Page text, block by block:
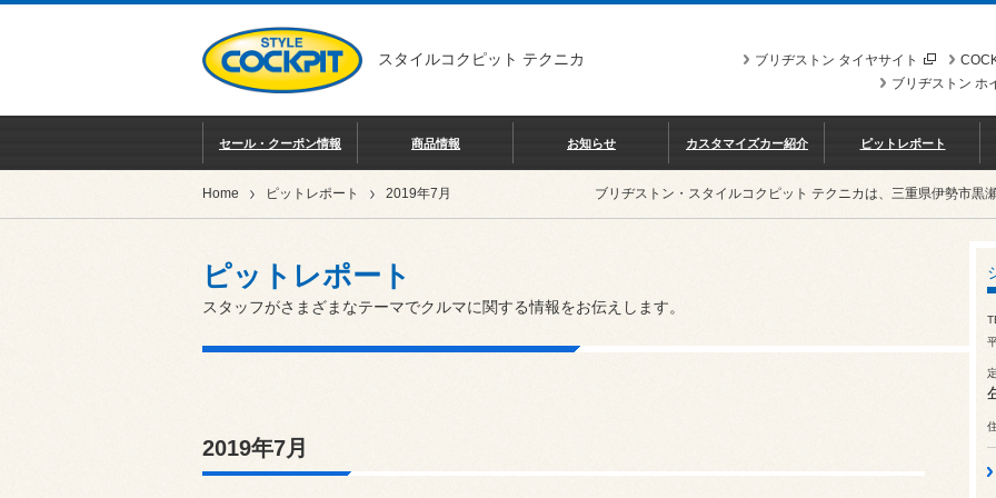
スタイルコクピット テクニカ
ブリヂストン タイヤサイト
ブリヂストン ホ
セール・クーポン情報 商品情報 お知らせ カスタマイズカー紹介 ピットレポート
Home ピットレポート 2019年7月 ブリヂストン・スタイルコクピット テクニカは、三重県伊勢市黒
ピットレポート
スタッフがさまざまなテーマでクルマに関する情報をお伝えします。
2019年7月